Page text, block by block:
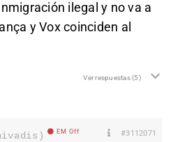
ilegal y no va a
y Vox coinciden al
Ver respuestas(5)
EM Off #3112071